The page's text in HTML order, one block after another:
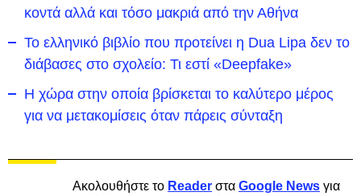
κοντά αλλά και τόσο μακριά από την Αθήνα
Το ελληνικό βιβλίο που προτείνει η Dua Lipa δεν το
διάβασες στο σχολείο: Τι εστί «Deepfake»
Η χώρα στην οποία βρίσκεται το καλύτερο μέρος
για να μετακομίσεις όταν πάρεις σύνταξη
Ακολουθήστε το Reader στα Google News για